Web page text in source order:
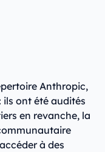
Anthropic,
ils ont été audités
en revanche, la
à des